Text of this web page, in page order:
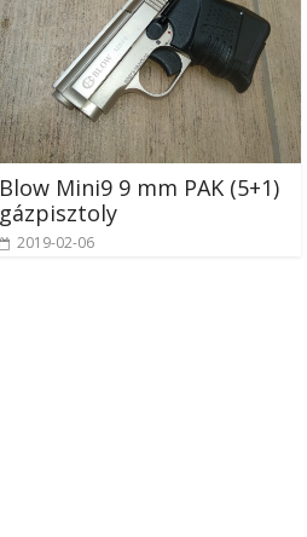
Blow Mini9 9 mm PAK (5+1)
gázpisztoly
2019-02-06